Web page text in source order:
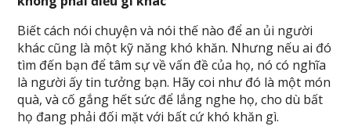
Biết cách nói chuyện và nói thế nào để an ủi người
khác cũng là một kỹ năng khó khăn. Nhưng nếu ai đó
tìm đến bạn để tâm sự về vấn đề của họ, nó có nghĩa
là người ấy tin tưởng bạn. Hãy coi như đó là một món
quà, và cố gắng hết sức để lắng nghe họ, cho dù bất
họ đang phải đối mặt với bất cứ khó khăn gì.